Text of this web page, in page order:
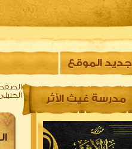
الصفحه الرئيسية
جديد الموقع
مدرسة غيث الأثر